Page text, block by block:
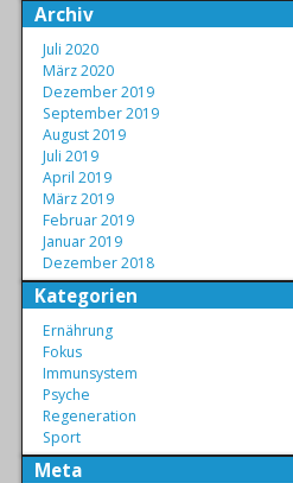
Archiv
Juli 2020
März 2020
Dezember 2019
September 2019
August 2019
Juli 2019
April 2019
März 2019
Februar 2019
Januar 2019
Dezember 2018
Kategorien
Ernährung
Fokus
Immunsystem
Psyche
Regeneration
Sport
Meta